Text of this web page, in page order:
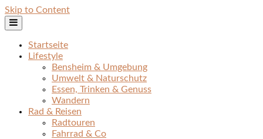
Skip to Content
Startseite
Lifestyle
Bensheim & Umgebung
Umwelt & Naturschutz
Essen, Trinken & Genuss
Wandern
Rad & Reisen
Radtouren
Fahrrad & Co